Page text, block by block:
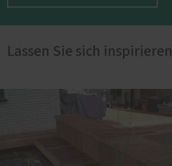
Lassen Sie sich inspirieren